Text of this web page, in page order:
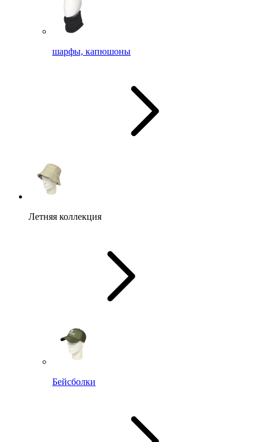
шарфы, капюшоны
Летняя коллекция
Бейсболки